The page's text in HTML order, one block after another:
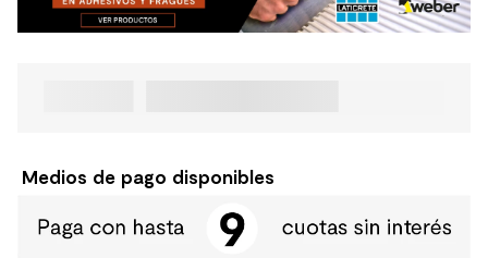
Medios de pago disponibles